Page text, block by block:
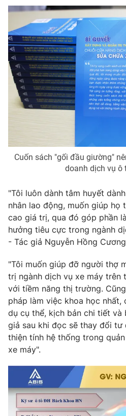
Tư vấn
Chuyên mục khác
Emagazine
Photo
Video
VTV Sức khoẻ Bất
Thị trường 24h
VTV4
VTV9
Liên hệ tòa soạn
THỜI BÁO VTV
Theo dõi báo trên
Cơ quan chủ quản:Đài Truyền
Cuốn sách "gối đầu giường"
doanh dịch vụ ô
"Tôi luôn dành tâm huyết
nhân lao động, muốn giúp họ
cao giá trị, qua đó góp phần
hưởng tiêu cực trong ngành
- Tác giả Nguyễn Hồng
"Tôi muốn giúp đỡ người thợ
trị ngành dịch vụ xe máy trên
với tiềm năng thị trường.
pháp làm việc khoa học
dụ cụ thể, kịch bản chi tiết và
giả sau khi đọc sẽ thay đổi
thiện tính hệ thống trong
xe máy".